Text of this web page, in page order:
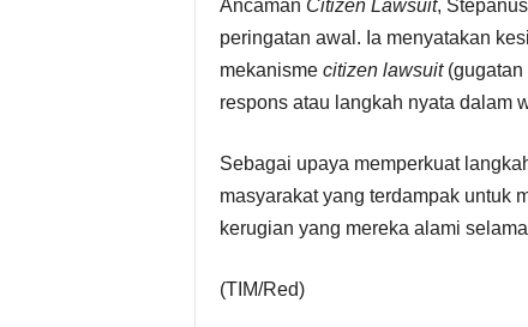
Ancaman Citizen Lawsuit,
peringatan awal. Ia menyatakan
mekanisme citizen lawsuit(gugatan
respons atau langkah nyata dalam
Sebagai upaya memperkuat
masyarakat yang terdampak untuk
kerugian yang mereka alami
(TIM/Red)